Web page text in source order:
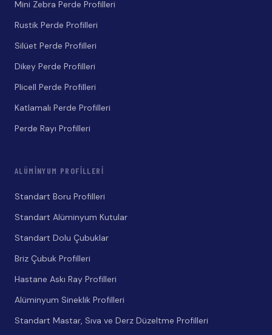
Mini Zebra Perde Profilleri
Rustik Perde Profilleri
Silüet Perde Profilleri
Dikey Perde Profilleri
Plicell Perde Profilleri
Katlamalı Perde Profilleri
Perde Rayı Profilleri
ALÜMINYUM PROFILLERI
Standart Boru Profilleri
Standart Alüminyum Kutular
Standart Dolu Çubuklar
Briz Çubuk Profilleri
Hastane Askı Ray Profilleri
Alüminyum Sineklik Profilleri
Standart Mastar, Sıva ve Derz Düzeltme Profilleri